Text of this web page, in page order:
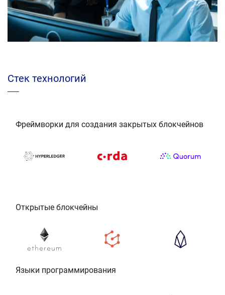
Cтек технологий
Фреймворки для создания закрытых блокчейнов
Открытые блокчейны
Языки программирования